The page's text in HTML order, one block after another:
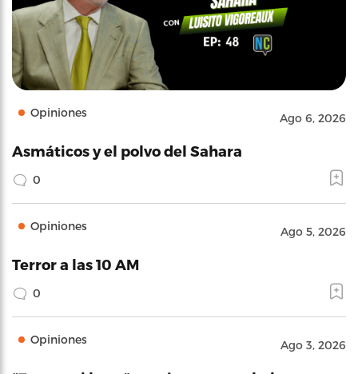
Opiniones Ago 6, 2026
Asmáticos y el polvo del Sahara
0
Opiniones Ago 5, 2026
Terror a las 10 AM
0
Opiniones Ago 3, 2026